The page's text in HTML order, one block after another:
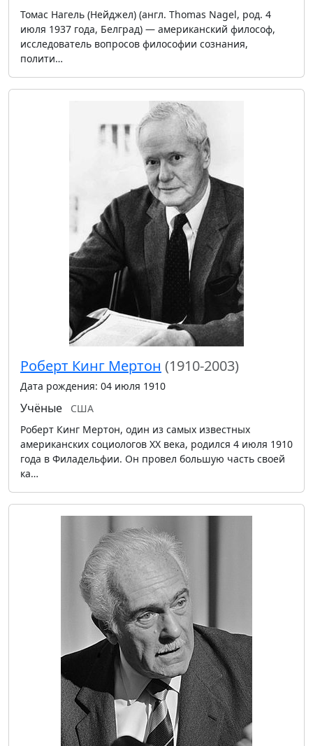
Томас Нагель (Нейджел) (англ. Thomas Nagel, род. 4
июля 1937 года, Белград) — американский философ,
исследователь вопросов философии сознания,
полити…
Роберт Кинг Мертон (1910-2003)
Дата рождения: 04 июля 1910
Учёные
США
Роберт Кинг Мертон, один из самых известных
американских социологов XX века, родился 4 июля 1910
года в Филадельфии. Он провел большую часть своей
ка…